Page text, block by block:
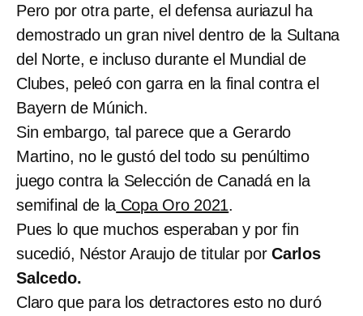
Pero por otra parte, el defensa auriazul ha
demostrado un gran nivel dentro de la Sultana
del Norte, e incluso durante el Mundial de
Clubes, peleó con garra en la final contra el
Bayern de Múnich.
Sin embargo, tal parece que a Gerardo
Martino, no le gustó del todo su penúltimo
juego contra la Selección de Canadá en la
semifinal de la Copa Oro 2021.
Pues lo que muchos esperaban y por fin
sucedió, Néstor Araujo de titular por Carlos
Salcedo.
Claro que para los detractores esto no duró